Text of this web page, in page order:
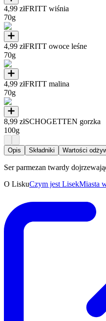
4,99 złFRITT wiśnia
70g
4,99 złFRITT owoce leśne
70g
4,99 złFRITT malina
70g
8,99 złSCHOGETTEN gorzka
100g
Opis Składniki Wartości
Ser parmezan twardy
O LiskuCzym jest LisekMiasta